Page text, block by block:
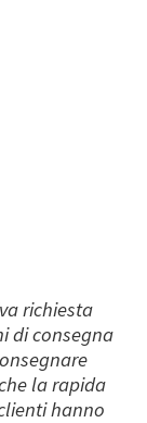
richiesta
di consegna
la rapida
hanno